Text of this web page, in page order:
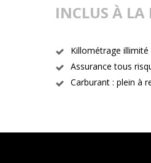
INCLUS À LA
Killométrage illimité
Assurance tous
Carburant : plein à